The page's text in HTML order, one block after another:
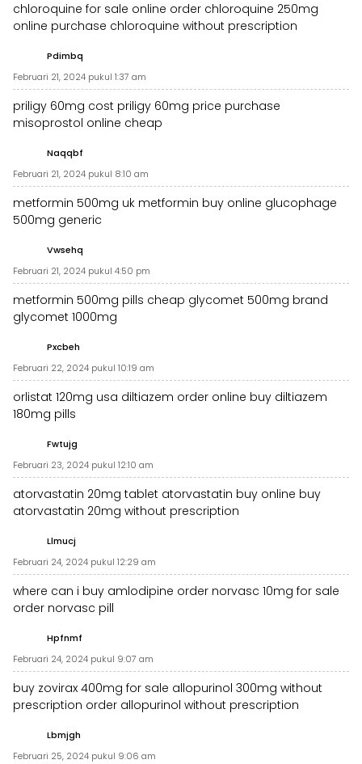
chloroquine for sale online order chloroquine 250mg
online purchase chloroquine without prescription
Pdimbq
Februari 21, 2024 pukul 1:37 am
priligy 60mg cost priligy 60mg price purchase
misoprostol online cheap
Naqqbf
Februari 21, 2024 pukul 8:10 am
metformin 500mg uk metformin buy online glucophage
500mg generic
Vwsehq
Februari 21, 2024 pukul 4:50 pm
metformin 500mg pills cheap glycomet 500mg brand
glycomet 1000mg
Pxcbeh
Februari 22, 2024 pukul 10:19 am
orlistat 120mg usa diltiazem order online buy diltiazem
180mg pills
Fwtujg
Februari 23, 2024 pukul 12:10 am
atorvastatin 20mg tablet atorvastatin buy online buy
atorvastatin 20mg without prescription
Llmucj
Februari 24, 2024 pukul 12:29 am
where can i buy amlodipine order norvasc 10mg for sale
order norvasc pill
Hpfnmf
Februari 24, 2024 pukul 9:07 am
buy zovirax 400mg for sale allopurinol 300mg without
prescription order allopurinol without prescription
Lbmjgh
Februari 25, 2024 pukul 9:06 am